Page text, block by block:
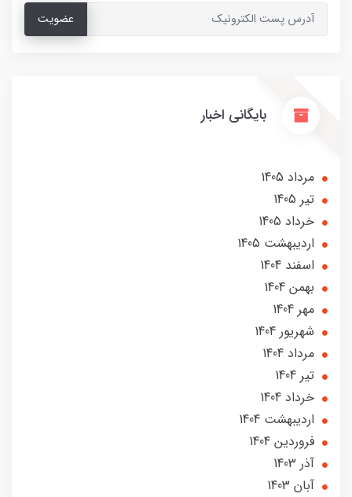
عضویت
بایگانی اخبار
مرداد 1405
تير 1405
خرداد 1405
ارديبهشت 1405
اسفند 1404
بهمن 1404
مهر 1404
شهریور 1404
مرداد 1404
تير 1404
خرداد 1404
ارديبهشت 1404
فروردین 1404
آذر 1403
آبان 1403